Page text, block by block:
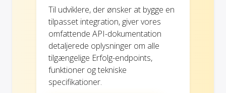
Til udviklere, der ønsker at bygge en
tilpasset integration, giver vores
omfattende API-dokumentation
detaljerede oplysninger om alle
tilgængelige Erfolg-endpoints,
funktioner og tekniske
specifikationer.